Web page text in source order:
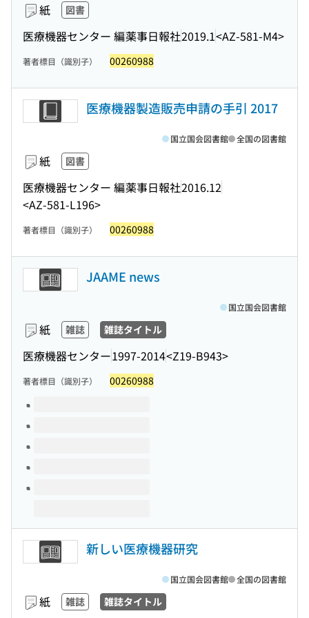
紙 図書
医療機器センター 編薬事日報社2019.1<AZ-581-M4>
著者標目（識別子） 00260988
医療機器製造販売申請の手引 2017
紙 図書
医療機器センター 編薬事日報社2016.12
<AZ-581-L196>
国立国会図書館 全国の図書館
著者標目（識別子） 00260988
JAAME news
紙 雑誌 雑誌タイトル
医療機器センター1997-2014<Z19-B943>
国立国会図書館
著者標目（識別子） 00260988
このタイトルの巻号
新しい医療機器研究
紙 雑誌 雑誌タイトル
国立国会図書館 全国の図書館